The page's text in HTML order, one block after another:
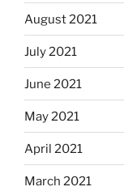
August 2021
July 2021
June 2021
May 2021
April 2021
March 2021